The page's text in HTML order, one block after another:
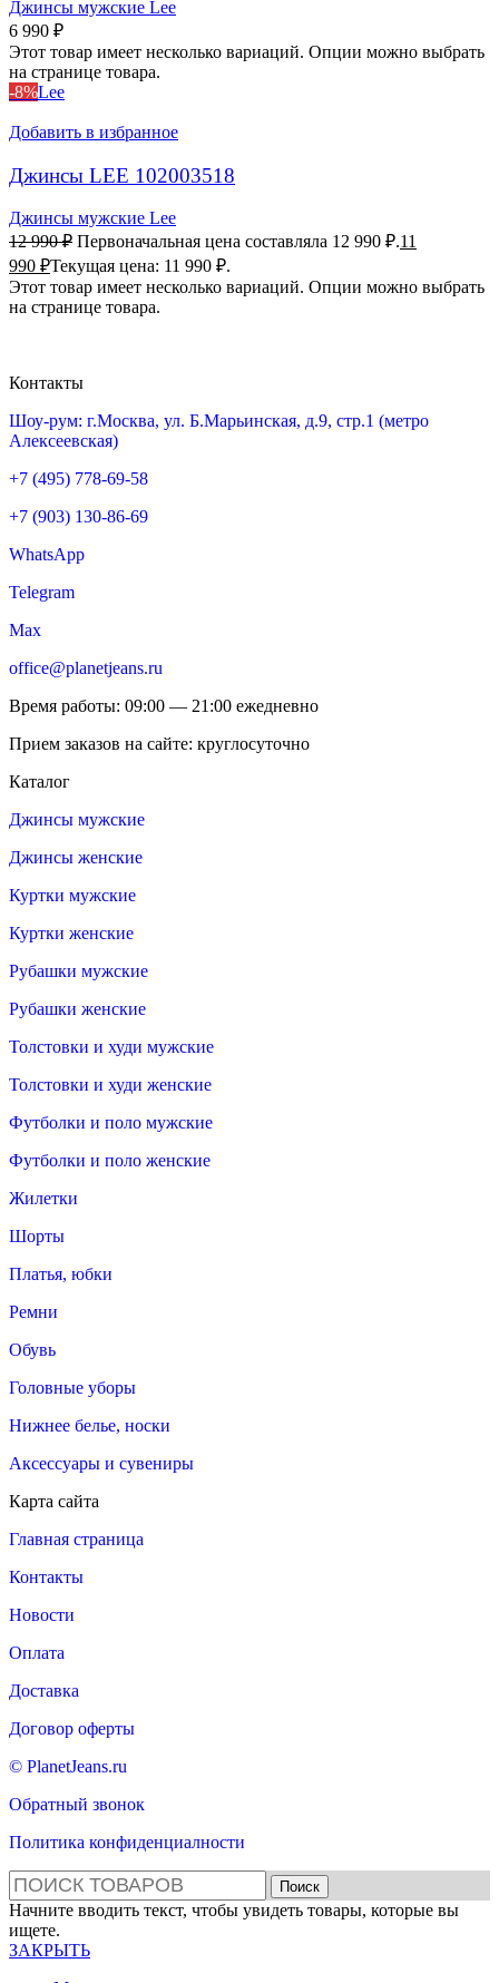
Джинсы мужские Lee
6 990 ₽
Этот товар имеет несколько вариаций. Опции можно выбрать
на странице товара.
-8%Lee
Добавить в избранное
Джинсы LEE 102003518
Джинсы мужские Lee
12 990₽ Первоначальная цена составляла 12 990 ₽.11
990 ₽Текущая цена: 11 990 ₽.
Этот товар имеет несколько вариаций. Опции можно выбрать
на странице товара.
Контакты
Шоу-рум: г.Москва, ул. Б.Марьинская, д.9, стр.1 (метро
Алексеевская)
+7 (495) 778-69-58
+7 (903) 130-86-69
WhatsApp
Telegram
Max
office@planetjeans.ru
Время работы: 09:00 — 21:00 ежедневно
Прием заказов на сайте: круглосуточно
Каталог
Джинсы мужские
Джинсы женские
Куртки мужские
Куртки женские
Рубашки мужские
Рубашки женские
Толстовки и худи мужские
Толстовки и худи женские
Футболки и поло мужские
Футболки и поло женские
Жилетки
Шорты
Платья, юбки
Ремни
Обувь
Головные уборы
Нижнее белье, носки
Аксессуары и сувениры
Карта сайта
Главная страница
Контакты
Новости
Оплата
Доставка
Договор оферты
© PlanetJeans.ru
Обратный звонок
Политика конфиденциалности
Поиск
Начните вводить текст, чтобы увидеть товары, которые вы
ищете.
ЗАКРЫТЬ